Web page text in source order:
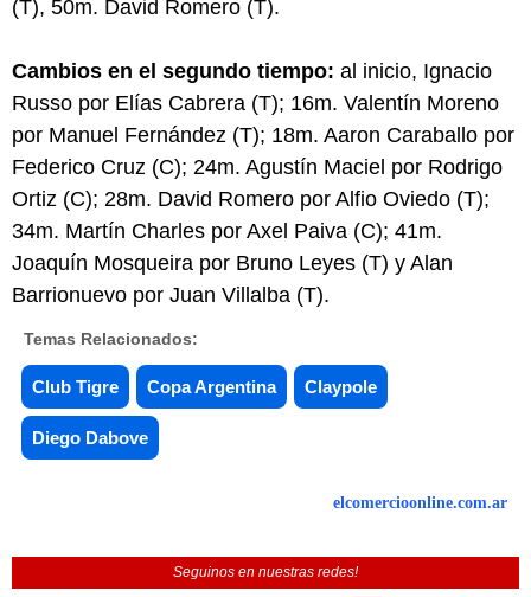
(T), 50m. David Romero (T).
Cambios en el segundo tiempo: al inicio, Ignacio
Russo por Elías Cabrera (T); 16m. Valentín Moreno
por Manuel Fernández (T); 18m. Aaron Caraballo por
Federico Cruz (C); 24m. Agustín Maciel por Rodrigo
Ortiz (C); 28m. David Romero por Alfio Oviedo (T);
34m. Martín Charles por Axel Paiva (C); 41m.
Joaquín Mosqueira por Bruno Leyes (T) y Alan
Barrionuevo por Juan Villalba (T).
Temas Relacionados:
Club Tigre Copa Argentina Claypole
Diego Dabove
elcomercioonline.com.ar
Seguinos en nuestras redes!